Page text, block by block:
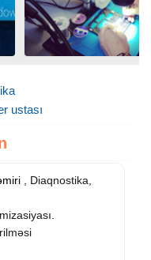
ustası
, Diaqnostika,